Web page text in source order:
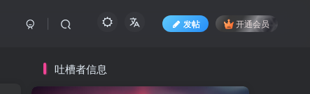
发帖 开通会员
吐槽者信息